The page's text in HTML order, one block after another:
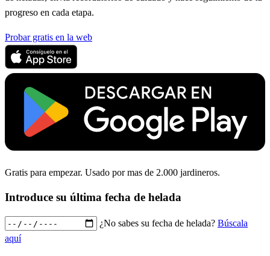
progreso en cada etapa.
Probar gratis en la web
Gratis para empezar. Usado por mas de 2.000 jardineros.
Introduce su última fecha de helada
¿No sabes su fecha de helada? Búscala
aquí